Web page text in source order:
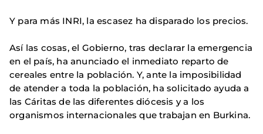
Y para más INRI, la escasez ha disparado los precios.
Así las cosas, el Gobierno, tras declarar la emergencia
en el país, ha anunciado el inmediato reparto de
cereales entre la población. Y, ante la imposibilidad
de atender a toda la población, ha solicitado ayuda a
las Cáritas de las diferentes diócesis y a los
organismos internacionales que trabajan en Burkina.